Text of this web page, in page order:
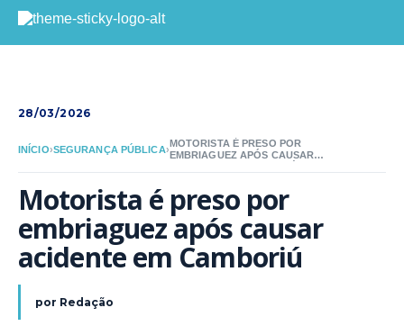
28/03/2026
INÍCIO›SEGURANÇA PÚBLICA›
MOTORISTA É PRESO POR
EMBRIAGUEZ APÓS CAUSAR
Motorista é preso por
embriaguez após causar
acidente em Camboriú
por Redação